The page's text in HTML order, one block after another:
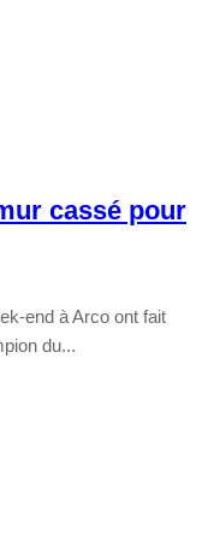
cassé pour
end à Arco ont fait
du...